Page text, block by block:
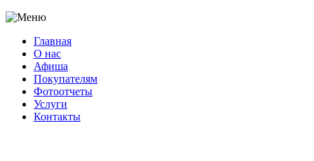
Главная
О нас
Афиша
Покупателям
Фотоотчеты
Услуги
Контакты